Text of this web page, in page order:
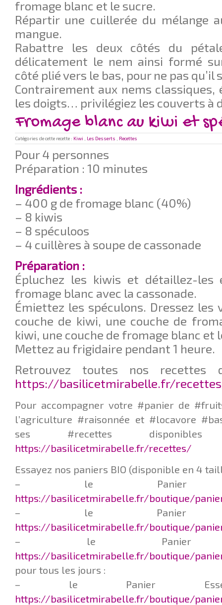
fromage blanc et le sucre.
Répartir une cuillerée du mélange
mangue.
Rabattre les deux côtés du
délicatement le nem ainsi formé
côté plié vers le bas, pour ne pas qu’il
Contrairement aux nems
les doigts… privilégiez les couverts à
Fromage blanc au kiwi et
Catégories de cette recette : Kiwi Les Desserts Recettes
Pour 4 personnes
Préparation : 10 minutes
Ingrédients :
– 400 g de fromage blanc (40%)
– 8 kiwis
– 8 spéculoos
– 4 cuillères à soupe de cassonade
Préparation :
Épluchez les kiwis et détaillez-
fromage blanc avec la cassonade.
Émiettez les spéculons. Dressez les
couche de kiwi, une couche de
kiwi, une couche de fromage blanc et
Mettez au frigidaire pendant 1 heure.
Retrouvez toutes nos recettes
https://basilicetmirabelle.fr/
Pour accompagner votre #panier de
l’agriculture #raisonnée et #locavore
ses #recettes
https://basilicetmirabelle.fr/recettes/
Essayez nos paniers BIO (disponible en 4
– le Panier
https://basilicetmirabelle.fr/boutique/
– le Panier
https://basilicetmirabelle.fr/boutique/
– le Panier
https://basilicetmirabelle.fr/boutique/
pour tous les jours :
– le Panier
https://basilicetmirabelle.fr/boutique/